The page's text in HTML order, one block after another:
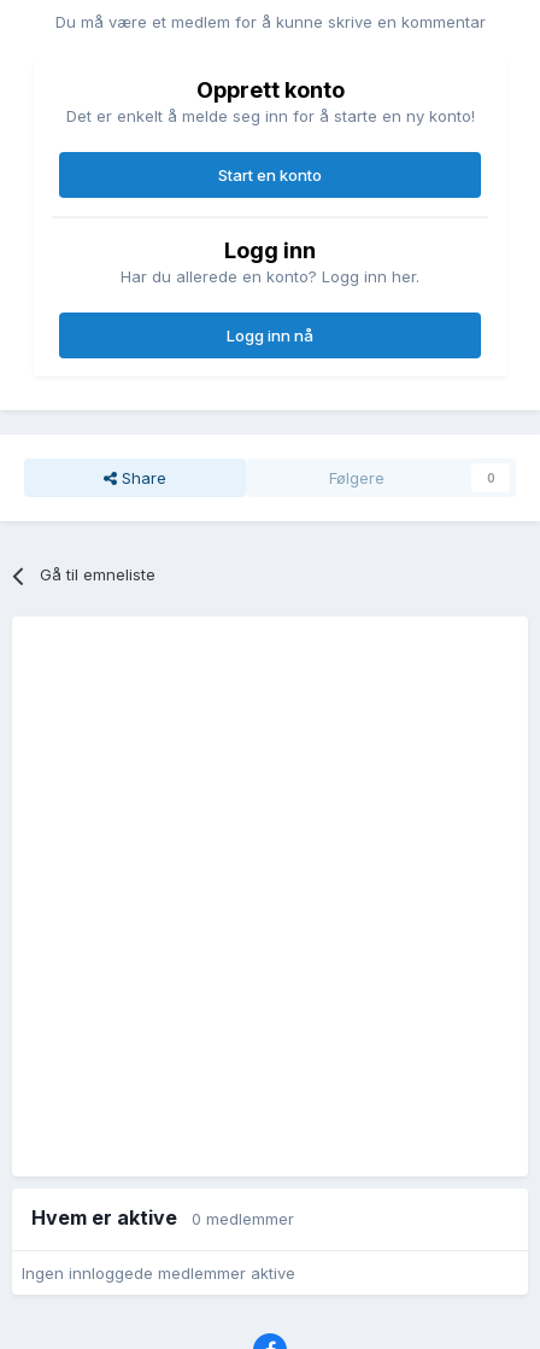
Du må være et medlem for å kunne skrive en kommentar
Opprett konto
Det er enkelt å melde seg inn for å starte en ny konto!
Start en konto
Logg inn
Har du allerede en konto? Logg inn her.
Logg inn nå
Share Følgere 0
Gå til emneliste
Hvem er aktive 0 medlemmer
Ingen innloggede medlemmer aktive